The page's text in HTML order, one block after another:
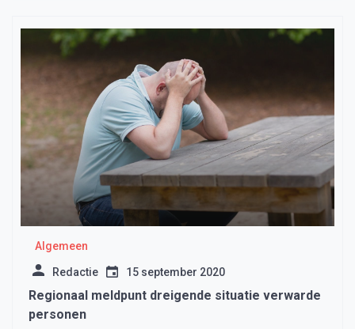
Algemeen
Redactie 15 september 2020
Regionaal meldpunt dreigende situatie verwarde
personen